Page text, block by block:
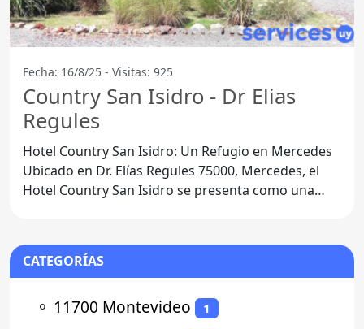
Fecha: 16/8/25 - Visitas: 925
Country San Isidro - Dr Elias
Regules
Hotel Country San Isidro: Un Refugio en Mercedes
Ubicado en Dr. Elías Regules 75000, Mercedes, el
Hotel Country San Isidro se presenta como una
CATEGORÍAS
⚬ 11700 Montevideo 1